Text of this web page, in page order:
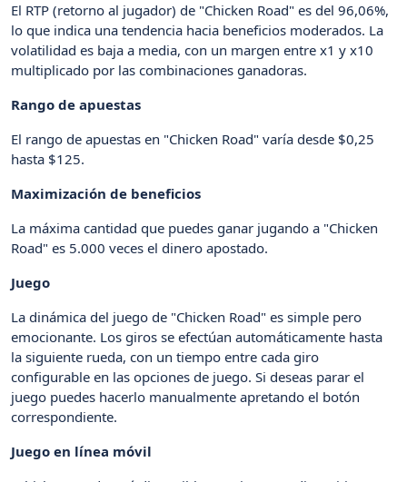
El RTP (retorno al jugador) de "Chicken Road" es del 96,06%,
lo que indica una tendencia hacia beneficios moderados. La
volatilidad es baja a media, con un margen entre x1 y x10
multiplicado por las combinaciones ganadoras.
Rango de apuestas
El rango de apuestas en "Chicken Road" varía desde $0,25
hasta $125.
Maximización de beneficios
La máxima cantidad que puedes ganar jugando a "Chicken
Road" es 5.000 veces el dinero apostado.
Juego
La dinámica del juego de "Chicken Road" es simple pero
emocionante. Los giros se efectúan automáticamente hasta
la siguiente rueda, con un tiempo entre cada giro
configurable en las opciones de juego. Si deseas parar el
juego puedes hacerlo manualmente apretando el botón
correspondiente.
Juego en línea móvil